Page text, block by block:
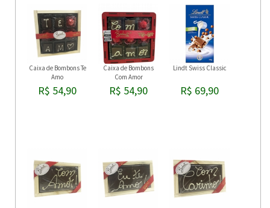
Caixa de Bombons Te
Amo
R$ 54,90
Caixa de Bombons
Com Amor
R$ 54,90
Lindt Swiss Classic
R$ 69,90